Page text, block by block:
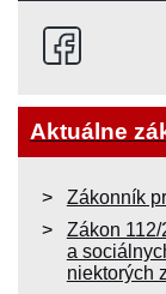
Aktuálne
Zákonník
Zákon
a
niektorých